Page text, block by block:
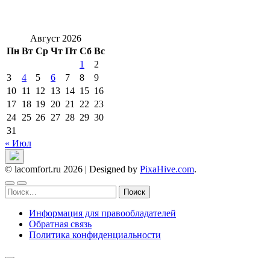
Август 2026
Пн Вт Ср Чт Пт Сб Вс
1
2
3
4 5 6 7 8
9
10 11 12 13 14 15 16
17 18 19 20 21 22 23
24 25 26 27 28 29 30
31
« Июл
© lacomfort.ru 2026 | Designed by PixaHive.com.
Найти:
Информация для правообладателей
Обратная связь
Политика конфиденциальности